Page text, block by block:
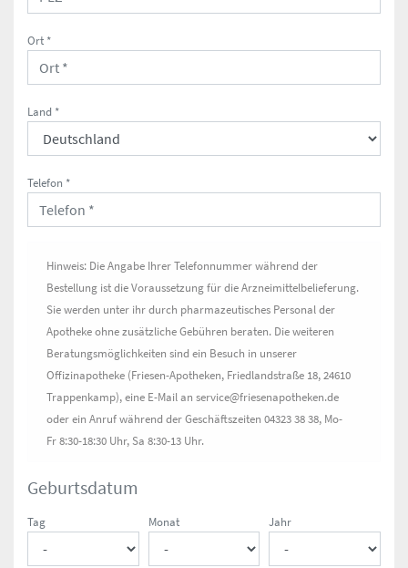
Ort *
Land *
Telefon *
Hinweis: Die Angabe Ihrer Telefonnummer während der
Bestellung ist die Voraussetzung für die Arzneimittelbelieferung.
Sie werden unter ihr durch pharmazeutisches Personal der
Apotheke ohne zusätzliche Gebühren beraten. Die weiteren
Beratungsmöglichkeiten sind ein Besuch in unserer
Offizinapotheke (Friesen-Apotheken, Friedlandstraße 18, 24610
Trappenkamp), eine E-Mail an service@friesenapotheken.de
oder ein Anruf während der Geschäftszeiten 04323 38 38, Mo-
Fr 8:30-18:30 Uhr, Sa 8:30-13 Uhr.
Geburtsdatum
Tag Monat Jahr